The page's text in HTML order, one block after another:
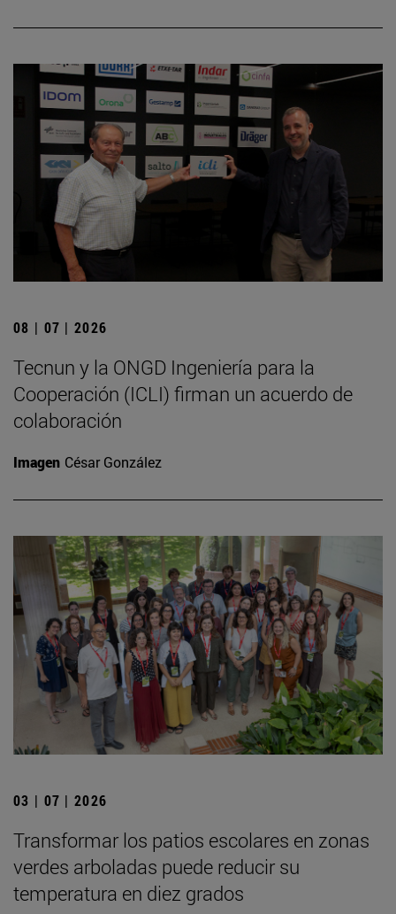
08 | 07 | 2026
Tecnun y la ONGD Ingeniería para la
Cooperación (ICLI) firman un acuerdo de
colaboración
Imagen César González
03 | 07 | 2026
Transformar los patios escolares en zonas
verdes arboladas puede reducir su
temperatura en diez grados